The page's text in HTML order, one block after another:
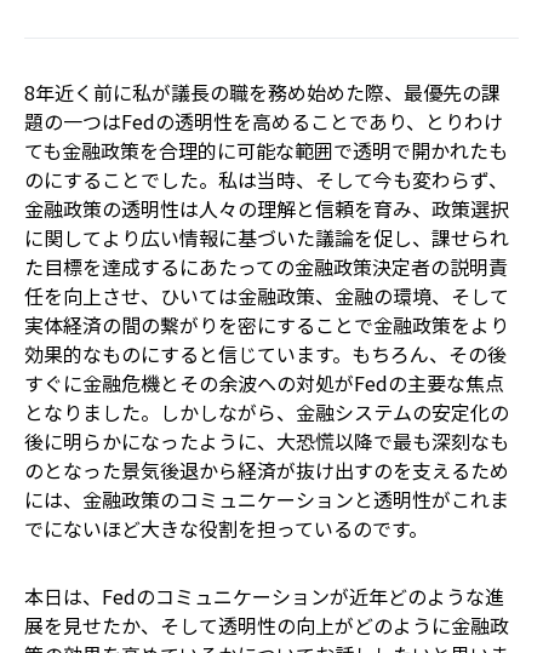
8年近く前に私が議長の職を務め始めた際、最優先の課
題の一つはFedの透明性を高めることであり、とりわけ
ても金融政策を合理的に可能な範囲で透明で開かれたも
のにすることでした。私は当時、そして今も変わらず、
金融政策の透明性は人々の理解と信頼を育み、政策選択
に関してより広い情報に基づいた議論を促し、課せられ
た目標を達成するにあたっての金融政策決定者の説明責
任を向上させ、ひいては金融政策、金融の環境、そして
実体経済の間の繋がりを密にすることで金融政策をより
効果的なものにすると信じています。もちろん、その後
すぐに金融危機とその余波への対処がFedの主要な焦点
となりました。しかしながら、金融システムの安定化の
後に明らかになったように、大恐慌以降で最も深刻なも
のとなった景気後退から経済が抜け出すのを支えるため
には、金融政策のコミュニケーションと透明性がこれま
でにないほど大きな役割を担っているのです。
本日は、Fedのコミュニケーションが近年どのような進
展を見せたか、そして透明性の向上がどのように金融政